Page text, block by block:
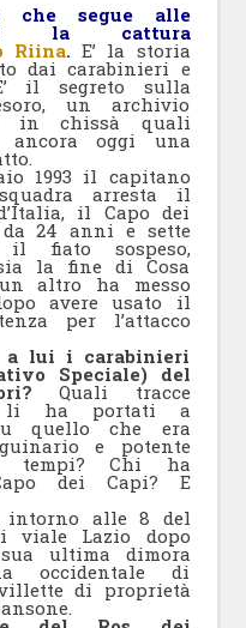
che segue alle
la cattura
Riina.E’ la storia
dai carabinieri e
il segreto sulla
un archivio
in chissà quali
ancora oggi una
1993 il capitano
arresta il
il Capo dei
24 anni e sette
fiato sospeso,
la fine di Cosa
altro ha messo
avere usato il
per l’attacco
a lui i carabinieri
Speciale) del
Quali tracce
li ha portati a
quello che era
e potente
tempi? Chi ha
dei Capi? E
alle 8 del
viale Lazio dopo
ultima dimora
occidentale di
di proprietà